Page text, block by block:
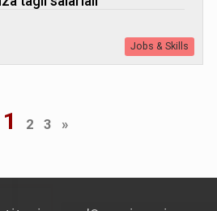
Jobs & Skills
1 2 3 »